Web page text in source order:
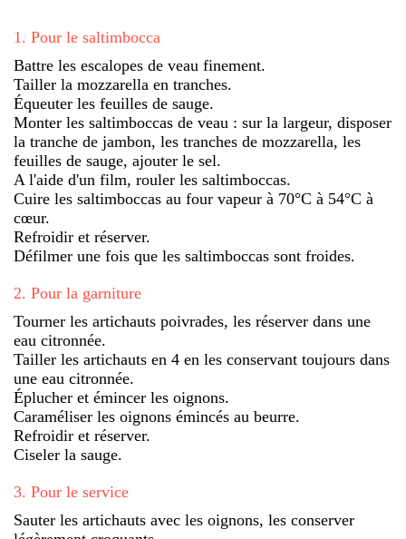
1 . Pour le saltimbocca
Battre les escalopes de veau finement.
Tailler la mozzarella en tranches.
Équeuter les feuilles de sauge.
Monter les saltimboccas de veau : sur la largeur, disposer
la tranche de jambon, les tranches de mozzarella, les
feuilles de sauge, ajouter le sel.
A l'aide d'un film, rouler les saltimboccas.
Cuire les saltimboccas au four vapeur à 70°C à 54°C à
cœur.
Refroidir et réserver.
Défilmer une fois que les saltimboccas sont froides.
2. Pour la garniture
Tourner les artichauts poivrades, les réserver dans une
eau citronnée.
Tailler les artichauts en 4 en les conservant toujours dans
une eau citronnée.
Éplucher et émincer les oignons.
Caraméliser les oignons émincés au beurre.
Refroidir et réserver.
Ciseler la sauge.
3. Pour le service
Sauter les artichauts avec les oignons, les conserver